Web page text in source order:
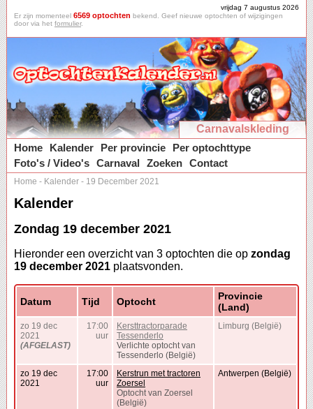
vrijdag 7 augustus 2026
Er zijn momenteel 6569 optochten bekend. Geef nieuwe optochten of wijzigingen
door via het formulier.
Carnavalskleding
Home
Kalender Per provincie
Per optochttype
Foto's / Video's Carnaval Zoeken Contact
Home - Kalender - 19 December 2021
Kalender
Zondag 19 december 2021
Hieronder een overzicht van 3 optochten die op zondag
19 december 2021 plaatsvonden.
Datum Tijd Optocht
Provincie
(Land)
zo 19 dec
2021
(AFGELAST)
17:00
uur
Kersttractorparade
Tessenderlo
Verlichte optocht van
Tessenderlo (België)
Limburg (België)
zo 19 dec
2021
17:00
uur
Kerstrun met tractoren
Zoersel
Optocht van Zoersel
(België)
Antwerpen (België)